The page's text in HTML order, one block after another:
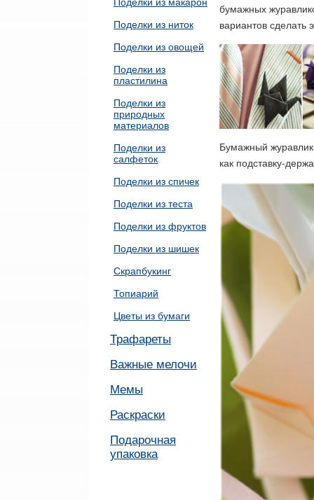
Поделки из ниток
Поделки из овощей
Поделки из
пластилина
Поделки из
природных
материалов
Поделки из
салфеток
Поделки из спичек
Поделки из теста
Поделки из фруктов
Поделки из шишек
Скрапбукинг
Топиарий
Цветы из бумаги
Трафареты
Важные мелочи
Мемы
Раскраски
Подарочная
упаковка
бумажных
вариантов
Бумажный журавлик
как подставку-